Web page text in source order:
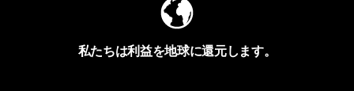
私たちは利益を地球に還元します。